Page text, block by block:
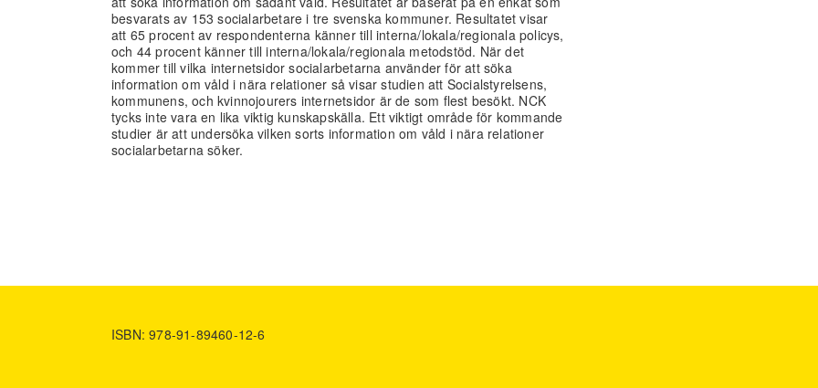
besvarats av 153 socialarbetare i tre svenska kommuner. Resultatet visar
att 65 procent av respondenterna känner till interna/lokala/regionala policys,
och 44 procent känner till interna/lokala/regionala metodstöd. När det
kommer till vilka internetsidor socialarbetarna använder för att söka
information om våld i nära relationer så visar studien att Socialstyrelsens,
kommunens, och kvinnojourers internetsidor är de som flest besökt. NCK
tycks inte vara en lika viktig kunskapskälla. Ett viktigt område för kommande
studier är att undersöka vilken sorts information om våld i nära relationer
socialarbetarna söker.
ISBN: 978-91-89460-12-6